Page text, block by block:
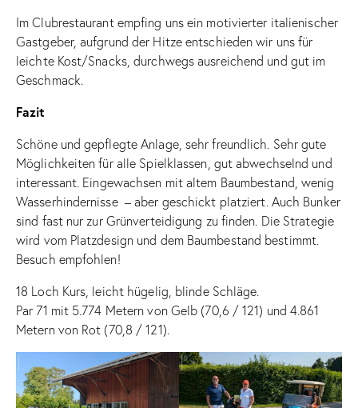
Im Clubrestaurant empfing uns ein motivierter italienischer
Gastgeber, aufgrund der Hitze entschieden wir uns für
leichte Kost/Snacks, durchwegs ausreichend und gut im
Geschmack.
Fazit
Schöne und gepflegte Anlage, sehr freundlich. Sehr gute
Möglichkeiten für alle Spielklassen, gut abwechselnd und
interessant. Eingewachsen mit altem Baumbestand, wenig
Wasserhindernisse – aber geschickt platziert. Auch Bunker
sind fast nur zur Grünverteidigung zu finden. Die Strategie
wird vom Platzdesign und dem Baumbestand bestimmt.
Besuch empfohlen!
18 Loch Kurs, leicht hügelig, blinde Schläge.
Par 71 mit 5.774 Metern von Gelb (70,6 / 121) und 4.861
Metern von Rot (70,8 / 121).